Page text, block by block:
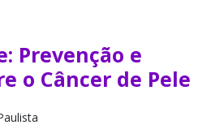
Prevenção e
o Câncer de Pele